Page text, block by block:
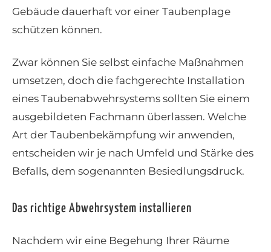
Gebäude dauerhaft vor einer Taubenplage
schützen können.
Zwar können Sie selbst einfache Maßnahmen
umsetzen, doch die fachgerechte Installation
eines Taubenabwehrsystems sollten Sie einem
ausgebildeten Fachmann überlassen. Welche
Art der Taubenbekämpfung wir anwenden,
entscheiden wir je nach Umfeld und Stärke des
Befalls, dem sogenannten Besiedlungsdruck.
Das richtige Abwehrsystem installieren
Nachdem wir eine Begehung Ihrer Räume